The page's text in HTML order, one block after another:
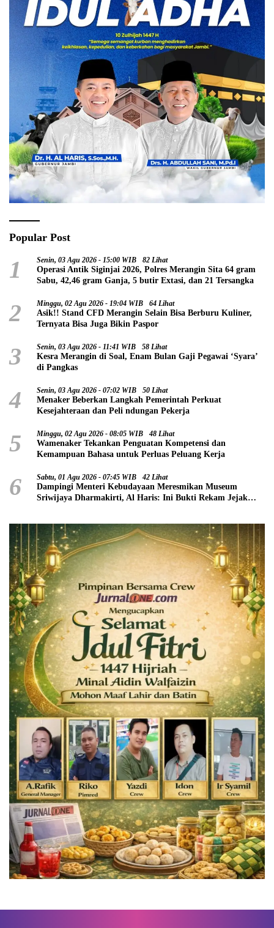
Popular Post
1 Senin, 03 Agu 2026 - 15:00 WIB 82 Lihat
Operasi Antik Siginjai 2026, Polres Merangin Sita 64 gram
Sabu, 42,46 gram Ganja, 5 butir Extasi, dan 21 Tersangka
2 Minggu, 02 Agu 2026 - 19:04 WIB 64 Lihat
Asik!! Stand CFD Merangin Selain Bisa Berburu Kuliner,
Ternyata Bisa Juga Bikin Paspor
3 Senin, 03 Agu 2026 - 11:41 WIB 58 Lihat
Kesra Merangin di Soal, Enam Bulan Gaji Pegawai ‘Syara’
di Pangkas
4 Senin, 03 Agu 2026 - 07:02 WIB 50 Lihat
Menaker Beberkan Langkah Pemerintah Perkuat
Kesejahteraan dan Peli ndungan Pekerja
5 Minggu, 02 Agu 2026 - 08:05 WIB 48 Lihat
Wamenaker Tekankan Penguatan Kompetensi dan
Kemampuan Bahasa untuk Perluas Peluang Kerja
6 Sabtu, 01 Agu 2026 - 07:45 WIB 42 Lihat
Dampingi Menteri Kebudayaan Meresmikan Museum
Sriwijaya Dharmakirti, Al Haris: Ini Bukti Rekam Jejak